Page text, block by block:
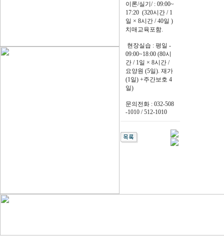
이론/실기/ : 09:00~
17:20 (320시간 / 1
일 × 8시간 / 40일 )
치매교육포함.
현장실습 : 평일 -
09:00~18:00 (80시
간 / 1일 × 8시간 /
요양원 (5일). 재가
(1일) +주간보호 4
일)
문의전화 : 032-508
-1010 / 512-1010